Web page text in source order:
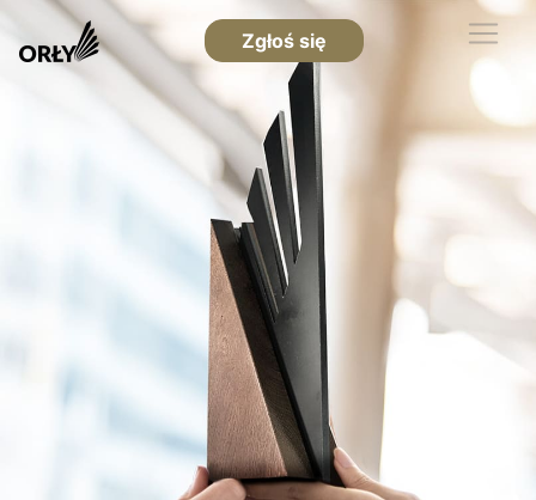
Zgłoś się